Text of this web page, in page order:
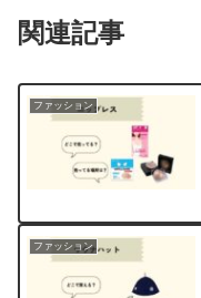
関連記事
ファッション
ファッション